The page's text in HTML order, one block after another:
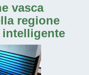
vasca
regione
intelligente